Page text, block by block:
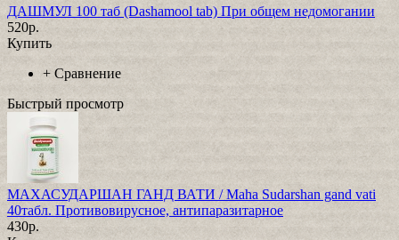
ДАШМУЛ 100 таб (Dashamool tab) При общем недомогании
520р.
Купить
+ Сравнение
Быстрый просмотр
МАХАСУДАРШАН ГАНД ВАТИ / Maha Sudarshan gand vati
40табл. Противовирусное, антипаразитарное
430р.